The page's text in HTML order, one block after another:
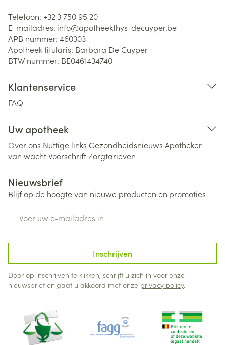
Telefoon: +32 3 750 95 20
E-mailadres: info@apotheekthys-decuyper.be
APB nummer: 460303
Apotheek titularis: Barbara De Cuyper
BTW nummer: BE0461434740
Klantenservice
FAQ
Uw apotheek
Over ons Nuttige links Gezondheidsnieuws Apotheker
van wachtVoorschriftZorgtarieven
Nieuwsbrief
Blijf op de hoogte van nieuwe producten en promoties
Inschrijven
Door op inschrijven te klikken, schrijft u zich in voor onze
nieuwsbrief en gaat u akkoord met onze privacy policy.